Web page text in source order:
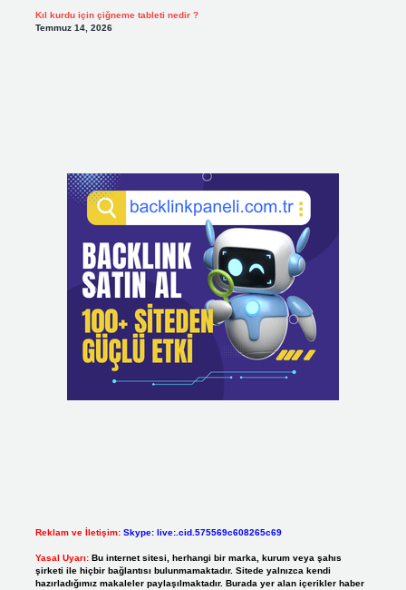
Kıl kurdu için çiğneme tableti nedir ?
Temmuz 14, 2026
Reklam ve İletişim: Skype: live:.cid.575569c608265c69
Yasal Uyarı: Bu internet sitesi, herhangi bir marka, kurum veya şahıs
şirketi ile hiçbir bağlantısı bulunmamaktadır. Sitede yalnızca kendi
hazırladığımız makaleler paylaşılmaktadır. Burada yer alan içerikler haber